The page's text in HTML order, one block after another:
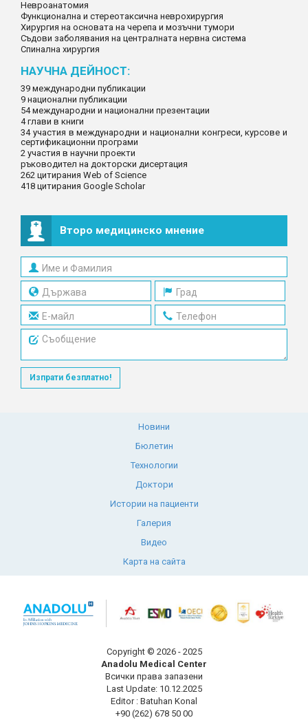
Невроанатомия
Функционална и стереотаксична неврохирургия
Хирургия на основата на черепа и мозъчни тумори
Съдови заболявания на централната нервна система
Спинална хирургия
НАУЧНА ДЕЙНОСТ:
39 международни публикации
9 национални публикации
54 международни и национални презентации
4 глави в книги
34 участия в международни и национални конгреси, курсове и
сертификационни програми
2 участия в научни проекти
ръководител на докторски дисертация
262 цитирания Web of Science
418 цитирания Google Scholar
Второ медицинско мнение
Изпрати безплатно!
Новини
Бюлетин
Технологии
Доктори
Истории на пациенти
Галерия
Видео
Карта на сайта
Copyright © 2026 - 2025
Anadolu Medical Center
Всички права запазени
Last Update: 10.12.2025
Editor : Batuhan Konal
+90 (262) 678 50 00